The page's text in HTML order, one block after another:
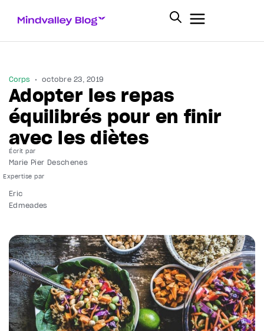
Corps octobre 23, 2019
Adopter les repas
équilibrés pour en finir
avec les diètes
Écrit par
Marie Pier Deschenes
Eric
Edmeades